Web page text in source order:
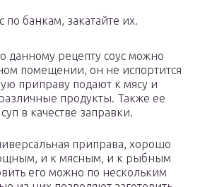
по банкам, закатайте их.
данному рецепту соус можно
помещении, он не испортится
приправу подают к мясу и
продукты. Также ее
в качестве заправки.
приправа, хорошо
и к мясным, и к рыбным
его можно по нескольким